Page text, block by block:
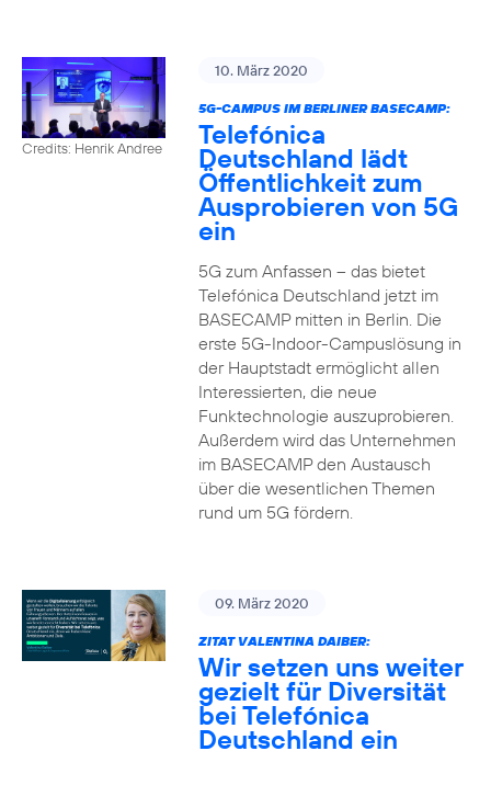
Credits: Henrik Andree
10. März 2020
5G-CAMPUS IM BERLINER BASECAMP:
Telefónica
Deutschland lädt
Öffentlichkeit zum
Ausprobieren von 5G
ein
5G zum Anfassen – das bietet
Telefónica Deutschland jetzt im
BASECAMP mitten in Berlin. Die
erste 5G-Indoor-Campuslösung in
der Hauptstadt ermöglicht allen
Interessierten, die neue
Funktechnologie auszuprobieren.
Außerdem wird das Unternehmen
im BASECAMP den Austausch
über die wesentlichen Themen
rund um 5G fördern.
09. März 2020
ZITAT VALENTINA DAIBER:
Wir setzen uns weiter
gezielt für Diversität
bei Telefónica
Deutschland ein